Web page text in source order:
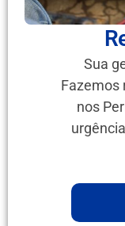
Sua
Fazemos
nos